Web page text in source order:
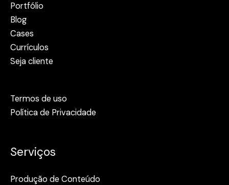
Portfólio
Blog
Cases
Currículos
Seja cliente
Termos de uso
Política de Privacidade
Serviços
Produção de Conteúdo